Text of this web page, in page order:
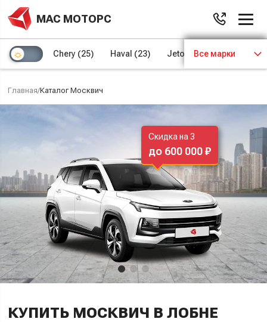
МАС МОТОРС
Chery (25) Haval (23) Jetour (8) Kaiyi (4)
Все марки
Главная/Каталог Москвич
КУПИТЬ МОСКВИЧ В ЛОБНЕ
Скидка на 3
до 600 000 ₽